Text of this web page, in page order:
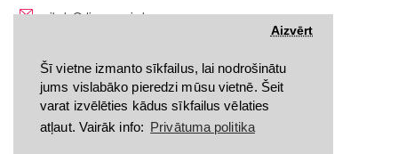
Šī vietne izmanto sīkfailus, lai nodrošinātu
jums vislabāko pieredzi mūsu vietnē. Šeit
varat izvēlēties kādus sīkfailus vēlaties
atļaut. Vairāk info: Privātuma politika
Aizvērt
veikals@discomania.lv